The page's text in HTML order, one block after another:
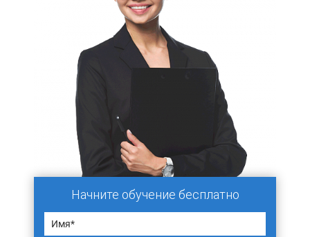
Начните обучение бесплатно